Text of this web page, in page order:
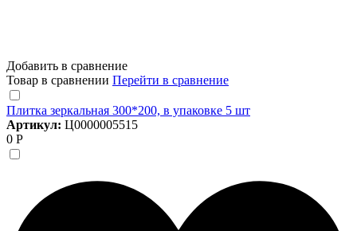
Добавить в сравнение
Товар в сравнении Перейти в сравнение
Плитка зеркальная 300*200, в упаковке 5 шт
Артикул: Ц0000005515
0 Р